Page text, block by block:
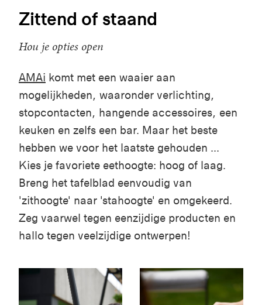
Zittend of staand
Hou je opties open
AMAi komt met een waaier aan
mogelijkheden, waaronder verlichting,
stopcontacten, hangende accessoires, een
keuken en zelfs een bar. Maar het beste
hebben we voor het laatste gehouden ...
Kies je favoriete eethoogte: hoog of laag.
Breng het tafelblad eenvoudig van
'zithoogte' naar 'stahoogte' en omgekeerd.
Zeg vaarwel tegen eenzijdige producten en
hallo tegen veelzijdige ontwerpen!